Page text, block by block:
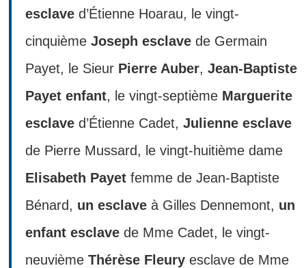
esclaved’Étienne Hoarau, le vingt-
cinquième Joseph esclavede Germain
Payet, le Sieur Pierre Auber, Jean-Baptiste
Payet enfant, le vingt-septième Marguerite
esclaved’Étienne Cadet, Julienne esclave
de Pierre Mussard, le vingt-huitième dame
Elisabeth Payetfemme de Jean-Baptiste
Bénard, un esclave à Gilles Dennemont, un
enfant esclavede Mme Cadet, le vingt-
neuvième Thérèse Fleuryesclave de Mme